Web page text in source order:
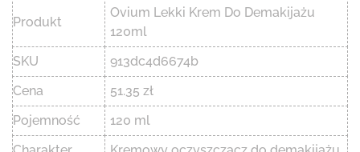
Produkt
Ovium Lekki Krem Do Demakijażu
120ml
SKU
913dc4d6674b
Cena
51.35 zł
Pojemność
120 ml